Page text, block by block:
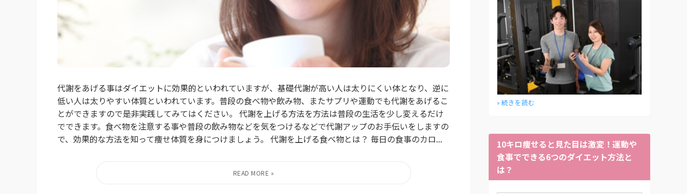
代謝をあげる事はダイエットに効果的といわれていますが、基礎代謝が高い人は太りにくい体となり、逆に
低い人は太りやすい体質といわれています。普段の食べ物や飲み物、またサプリや運動でも代謝をあげるこ
とができますので是非実践してみてはください。 代謝を上げる方法を方法は普段の生活を少し変えるだけ
でできます。食べ物を注意する事や普段の飲み物などを気をつけるなどで代謝アップのお手伝いをしますの
で、効果的な方法を知って痩せ体質を身につけましょう。 代謝を上げる食べ物とは？ 毎日の食事のカロ...
» 続きを読む
10キロ痩せると見た目は激変！運動や
食事でできる6つのダイエット方法と
は？